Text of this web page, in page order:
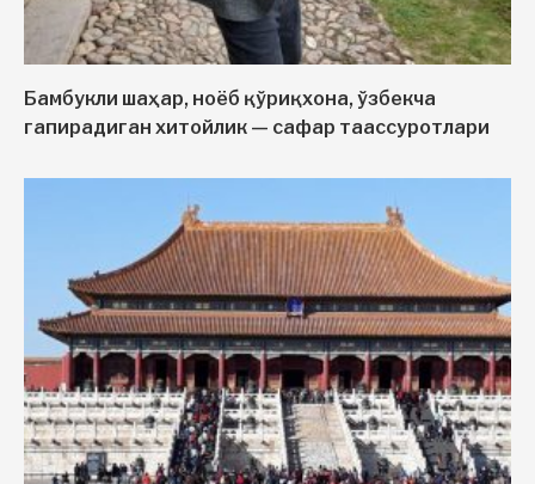
Бамбукли шаҳар, ноёб қўриқхона, ўзбекча
гапирадиган хитойлик — сафар таассуротлари